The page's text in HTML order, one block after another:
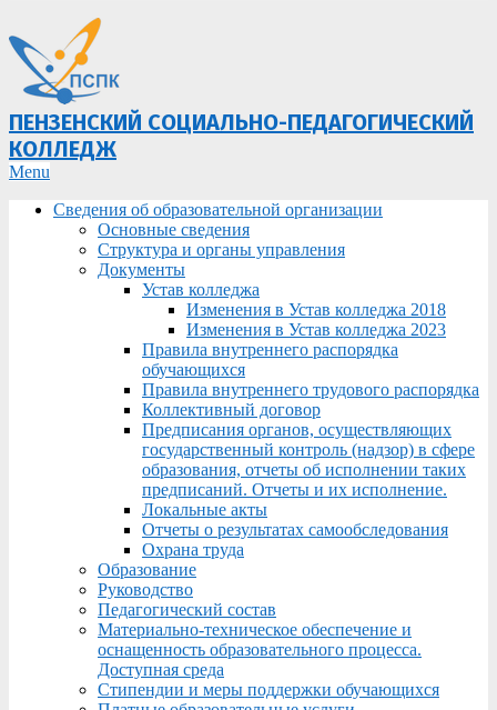
ПЕНЗЕНСКИЙ СОЦИАЛЬНО-ПЕДАГОГИЧЕСКИЙ
КОЛЛЕДЖ
Primary
Menu
Menu
Сведения об образовательной организации
Основные сведения
Структура и органы управления
Документы
Устав колледжа
Изменения в Устав колледжа 2018
Изменения в Устав колледжа 2023
Правила внутреннего распорядка
обучающихся
Правила внутреннего трудового распорядка
Коллективный договор
Предписания органов, осуществляющих
государственный контроль (надзор) в сфере
образования, отчеты об исполнении таких
предписаний. Отчеты и их исполнение.
Локальные акты
Отчеты о результатах самообследования
Охрана труда
Образование
Руководство
Педагогический состав
Материально-техническое обеспечение и
оснащенность образовательного процесса.
Доступная среда
Стипендии и меры поддержки обучающихся